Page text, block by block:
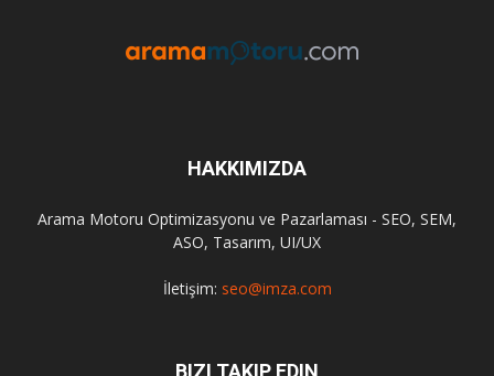
HAKKIMIZDA
Arama Motoru Optimizasyonu ve Pazarlaması - SEO, SEM,
ASO, Tasarım, UI/UX
İletişim: seo@imza.com